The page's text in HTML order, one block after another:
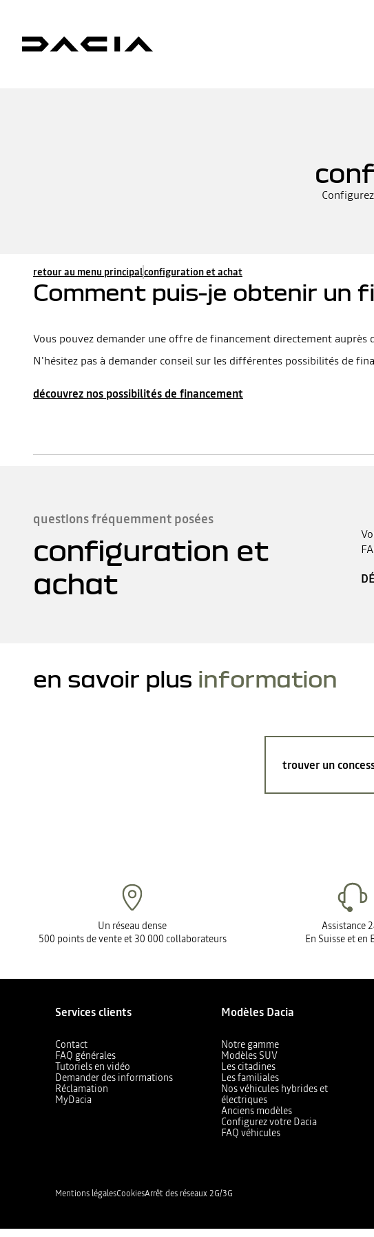
retour au menu principalconfiguration et achat
Comment puis-je obtenir un
Vous pouvez demander une offre de financement directement auprès
N'hésitez pas à demander conseil sur les différentes possibilités de
découvrez nos possibilités de financement
questions fréquemment posées
configuration et
achat
en savoir plus information
trouver un
Un réseau dense
500 points de vente et 30 000 collaborateurs
Assistance
En Suisse et en
Services clients
Contact
FAQ générales
Tutoriels en vidéo
Demander des informations
Réclamation
MyDacia
Modèles Dacia
Notre gamme
Modèles SUV
Les citadines
Les familiales
Nos véhicules hybrides et
électriques
Anciens modèles
Configurez votre Dacia
FAQ véhicules
Mentions légalesCookiesArrêt des réseaux 2G/3G